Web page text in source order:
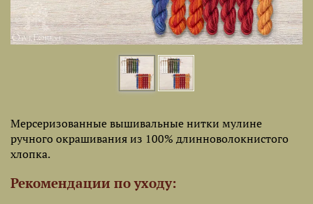
Мерсеризованные вышивальные нитки мулине
ручного окрашивания из 100% длинноволокнистого
хлопка.
Рекомендации по уходу: